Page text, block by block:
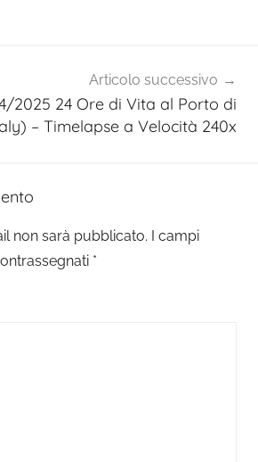
Articolo successivo
2025 24 Ore di Vita al Porto di
– Timelapse a Velocità 240x
non sarà pubblicato. I campi
*